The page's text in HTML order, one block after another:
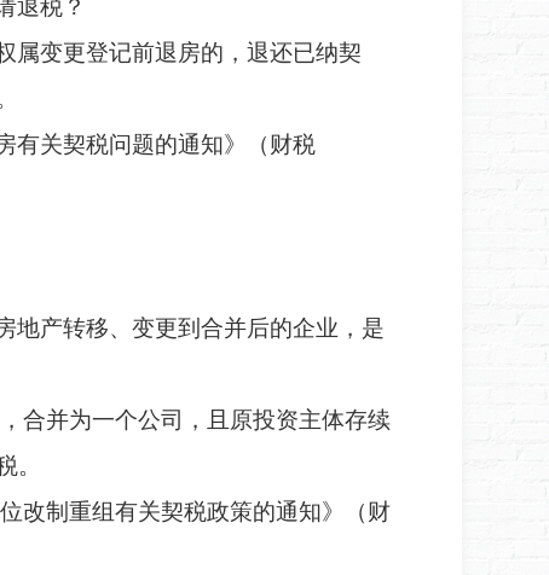
退税？
属变更登记前退房的，退还已纳契
关契税问题的通知》（财税
地产转移、变更到合并后的企业，是
合并为一个公司，且原投资主体存续
。
改制重组有关契税政策的通知》（财